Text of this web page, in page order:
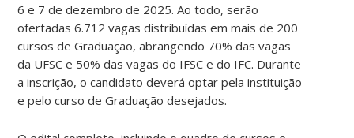
6 e 7 de dezembro de 2025. Ao todo, serão
ofertadas 6.712 vagas distribuídas em mais de 200
cursos de Graduação, abrangendo 70% das vagas
da UFSC e 50% das vagas do IFSC e do IFC. Durante
a inscrição, o candidato deverá optar pela instituição
e pelo curso de Graduação desejados.